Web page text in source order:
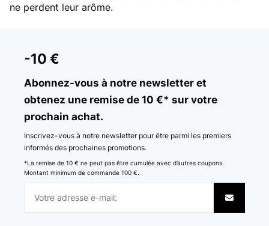
ne perdent leur arôme.
-10 €
Abonnez-vous à notre newsletter et
obtenez une remise de 10 €* sur votre
prochain achat.
Inscrivez-vous à notre newsletter pour être parmi les premiers
informés des prochaines promotions.
*La remise de 10 € ne peut pas être cumulée avec d’autres coupons.
Montant minimum de commande 100 €.